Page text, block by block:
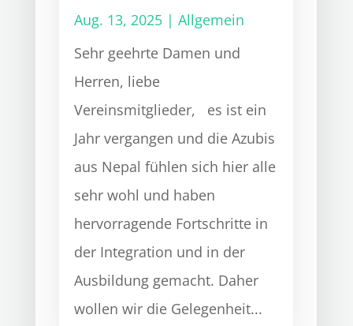
Aug. 13, 2025| Allgemein
Sehr geehrte Damen und
Herren, liebe
Vereinsmitglieder, es ist ein
Jahr vergangen und die Azubis
aus Nepal fühlen sich hier alle
sehr wohl und haben
hervorragende Fortschritte in
der Integration und in der
Ausbildung gemacht. Daher
wollen wir die Gelegenheit...